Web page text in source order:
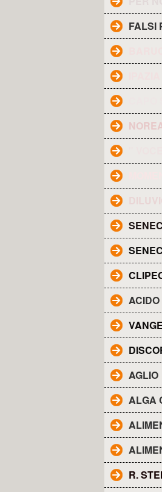
FALSI
AGLIO
ALGA
R.